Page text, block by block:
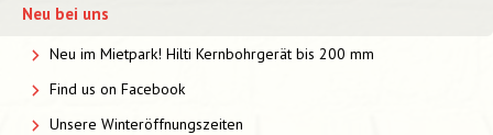
Neu bei uns
Neu im Mietpark! Hilti Kernbohrgerät bis 200 mm
Find us on Facebook
Unsere Winteröffnungszeiten